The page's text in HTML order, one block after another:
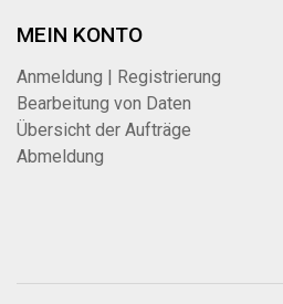
MEIN KONTO
Anmeldung | Registrierung
Bearbeitung von Daten
Übersicht der Aufträge
Abmeldung